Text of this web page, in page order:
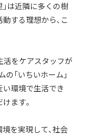
は近隣に多くの樹
する理想から、こ
活をケアスタッフが
「いちいホーム」
い環境で生活でき
ます。
を実現して、社会